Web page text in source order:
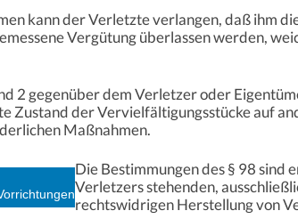
kann der Verletzte verlangen, daß ihm
Vergütung überlassen werden,
2 gegenüber dem Verletzer oder
Zustand der Vervielfältigungsstücke auf
Maßnahmen.
Die Bestimmungen des § 98 sind
Verletzers stehenden,
rechtswidrigen Herstellung von